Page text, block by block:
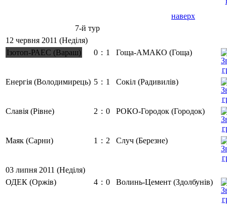
наверх
7-й тур
12 червня 2011 (Неділя)
Ізотоп-РАЕС (Вараш)
0 : 1 Гоща-АМАКО (Гоща)
Енергія (Володимирець) 5 : 1 Сокіл (Радивилів)
Славія (Рівне) 2 : 0 РОКО-Городок (Городок)
Маяк (Сарни) 1 : 2 Случ (Березне)
03 липня 2011 (Неділя)
ОДЕК (Оржів)
4 : 0 Волинь-Цемент (Здолбунів)